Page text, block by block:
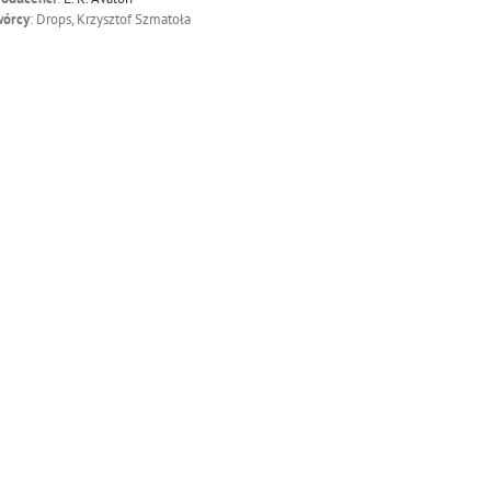
: Drops, Krzysztof Szmatoła